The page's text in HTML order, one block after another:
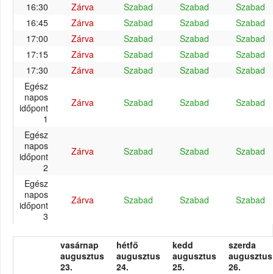
16:30 Zárva Szabad Szabad
Szabad
16:45
Zárva Szabad Szabad
Szabad
17:00
Zárva Szabad Szabad
Szabad
17:15
Zárva Szabad Szabad
Szabad
17:30
Zárva Szabad Szabad
Szabad
Egész
napos
időpont
1
Zárva Szabad Szabad Szabad
Egész
napos
időpont
2
Zárva Szabad Szabad Szabad
Egész
napos
időpont
3
Zárva Szabad Szabad Szabad
vasárnap
augusztus
23.
hétfő
augusztus
24.
kedd
augusztus
25.
szerda
augusztus
26.